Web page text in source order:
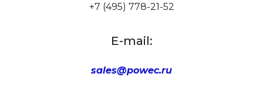
+7 (495) 778-21-52
E-mail:
sales@powec.ru